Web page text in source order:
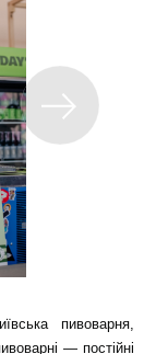
пивоварня,
— постійні